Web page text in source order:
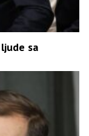
sa